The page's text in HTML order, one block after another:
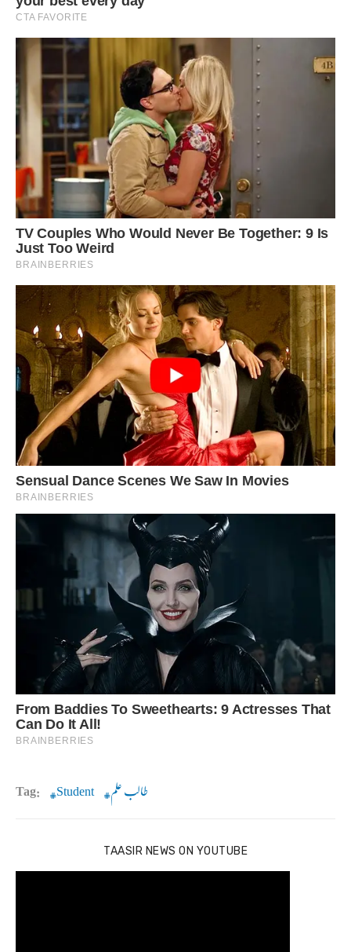
Tag: Student طالب علم
TAASIR NEWS ON YOUTUBE